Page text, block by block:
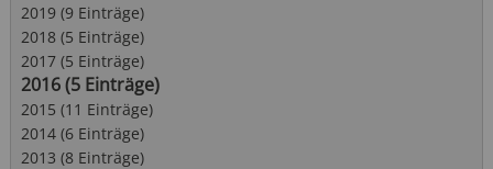
2019 (9 Einträge)
2018 (5 Einträge)
2017 (5 Einträge)
2016 (5 Einträge)
2015 (11 Einträge)
2014 (6 Einträge)
2013 (8 Einträge)